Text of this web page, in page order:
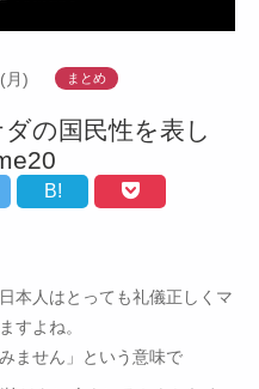
月) まとめ
の国民性を表し
B!
本人はとっても礼儀正しくマ
すよね。
ません」という意味で